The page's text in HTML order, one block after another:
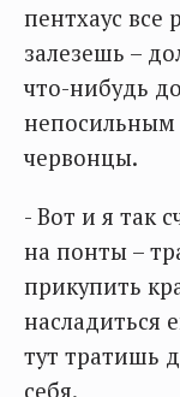
пентхаус все
залезешь –
что-нибудь
непосильным
червонцы.
- Вот и я так
на понты –
прикупить
насладиться
тут тратишь